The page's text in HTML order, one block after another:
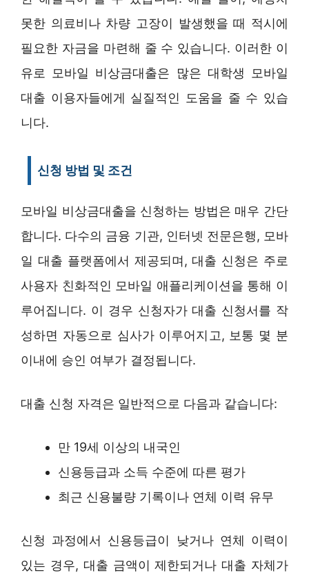
못한 의료비나 차량 고장이 발생했을 때 적시에
필요한 자금을 마련해 줄 수 있습니다. 이러한 이
유로 모바일 비상금대출은 많은 대학생 모바일
대출 이용자들에게 실질적인 도움을 줄 수 있습
니다.
신청 방법 및 조건
모바일 비상금대출을 신청하는 방법은 매우 간단
합니다. 다수의 금융 기관, 인터넷 전문은행, 모바
일 대출 플랫폼에서 제공되며, 대출 신청은 주로
사용자 친화적인 모바일 애플리케이션을 통해 이
루어집니다. 이 경우 신청자가 대출 신청서를 작
성하면 자동으로 심사가 이루어지고, 보통 몇 분
이내에 승인 여부가 결정됩니다.
대출 신청 자격은 일반적으로 다음과 같습니다:
만 19세 이상의 내국인
신용등급과 소득 수준에 따른 평가
최근 신용불량 기록이나 연체 이력 유무
신청 과정에서 신용등급이 낮거나 연체 이력이
있는 경우, 대출 금액이 제한되거나 대출 자체가